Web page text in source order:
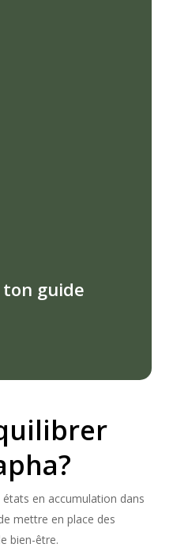
guide
en accumulation dans
mettre en place des
bien-être.